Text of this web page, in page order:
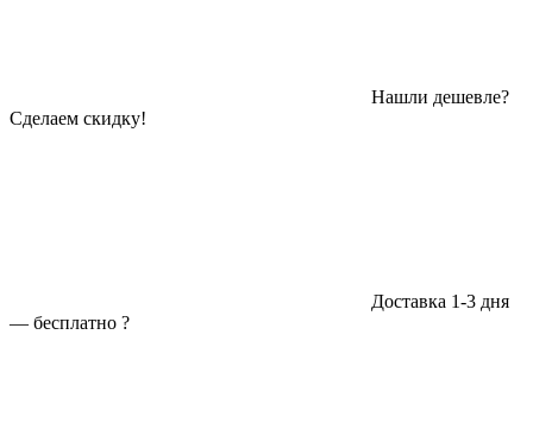
Нашли дешевле?
Сделаем скидку!
Доставка 1-3 дня
— бесплатно ?